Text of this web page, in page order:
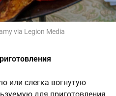
via Legion Media
или слегка вогнутую
для приготовления